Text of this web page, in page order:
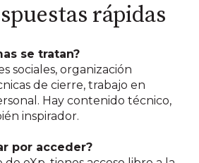
rápidas
se tratan?
sociales, organización
de cierre, trabajo en
Hay contenido técnico,
inspirador.
por acceder?